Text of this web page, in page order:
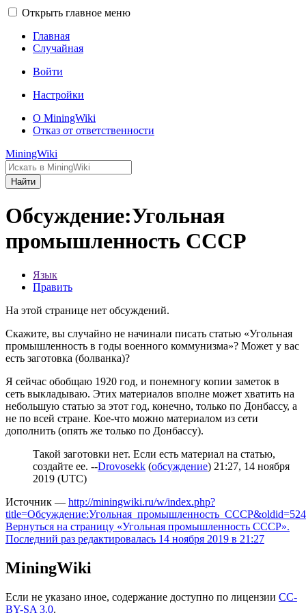
Открыть главное меню
Главная
Случайная
Войти
Настройки
О MiningWiki
Отказ от ответственности
MiningWiki
Найти
Обсуждение:Угольная
промышленность СССР
Язык
Править
На этой странице нет обсуждений.
Скажите, вы случайно не начинали писать статью «Угольная
промышленность в годы военного коммунизма»? Может у вас
есть заготовка (болванка)?
Я сейчас обобщаю 1920 год, и понемногу копии заметок в
сеть выкладываю. Этих материалов вполне может хватить на
небольшую статью за этот год, конечно, только по Донбассу, а
не по всей стране. Кое-что можно материалом из сети
дополнить (опять же только по Донбассу).
Такой заготовки нет. Если есть материал на статью,
создайте ее. --Drovosekk (обсуждение) 21:27, 14 ноября
2019 (UTC)
Источник — http://miningwiki.ru/w/index.php?
Вернуться на страницу «Угольная промышленность СССР».
Последний раз редактировалась 14 ноября 2019 в 21:27
MiningWiki
Если не указано иное, содержание доступно по лицензии CC-
BY-SA 3.0.